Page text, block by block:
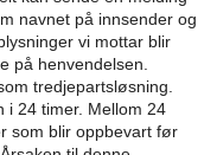
navnet på innsender og
vi mottar blir
på henvendelsen.
tredjepartsløsning.
i 24 timer. Mellom 24
som blir oppbevart før